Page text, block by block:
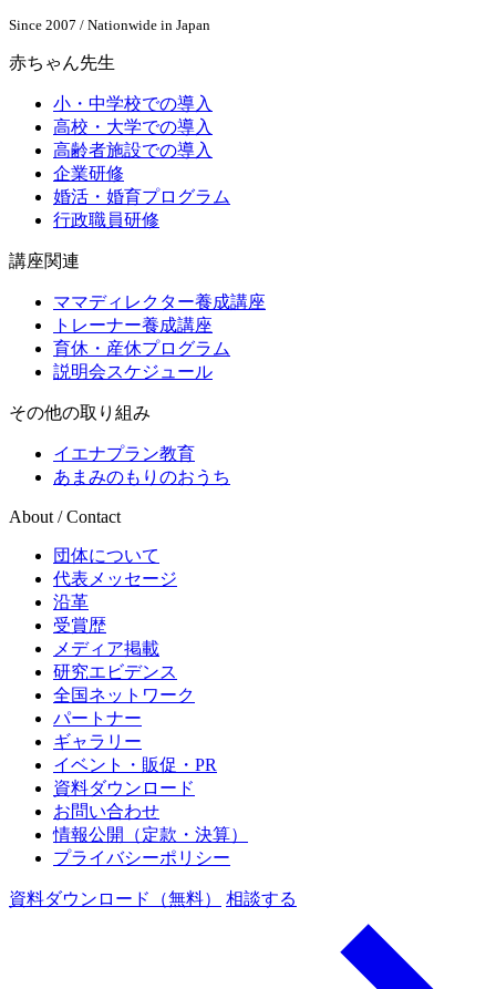
Since 2007 / Nationwide in Japan
赤ちゃん先生
小・中学校での導入
高校・大学での導入
高齢者施設での導入
企業研修
婚活・婚育プログラム
行政職員研修
講座関連
ママディレクター養成講座
トレーナー養成講座
育休・産休プログラム
説明会スケジュール
その他の取り組み
イエナプラン教育
あまみのもりのおうち
About / Contact
団体について
代表メッセージ
沿革
受賞歴
メディア掲載
研究エビデンス
全国ネットワーク
パートナー
ギャラリー
イベント・販促・PR
資料ダウンロード
お問い合わせ
情報公開（定款・決算）
プライバシーポリシー
資料ダウンロード（無料） 相談する